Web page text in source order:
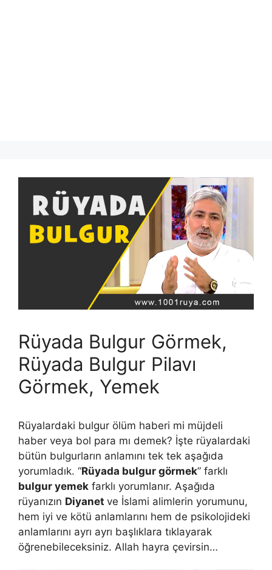
Rüyada Bulgur Görmek,
Rüyada Bulgur Pilavı
Görmek, Yemek
Rüyalardaki bulgur ölüm haberi mi müjdeli
haber veya bol para mı demek? İşte rüyalardaki
bütün bulgurların anlamını tek tek aşağıda
yorumladık. “Rüyada bulgur görmek” farklı
bulgur yemek farklı yorumlanır. Aşağıda
rüyanızın Diyanet ve İslami alimlerin yorumunu,
hem iyi ve kötü anlamlarını hem de psikolojideki
anlamlarını ayrı ayrı başlıklara tıklayarak
öğrenebileceksiniz. Allah hayra çevirsin…